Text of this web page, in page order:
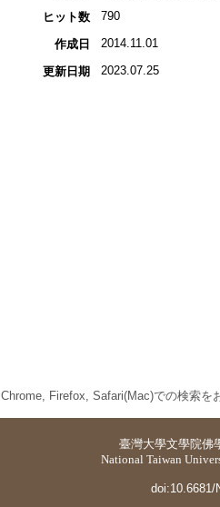
ヒット数
790
作成日 2014.11.01
更新日期 2023.07.25
Chrome, Firefox, Safari(Mac)での検索を
臺灣大學文學院佛
National Taiwan
doi:10.6681/